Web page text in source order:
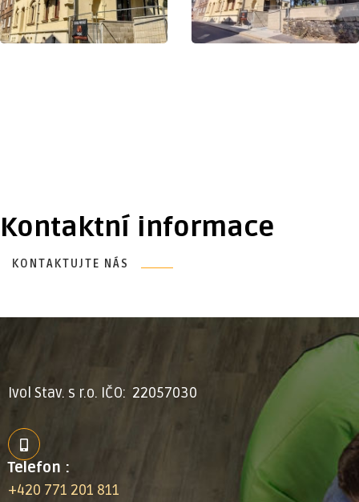
Kontaktní informace
KONTAKTUJTE NÁS
Ivol Stav. s r.o. IČO: 22057030
Telefon :
+420 771 201 811